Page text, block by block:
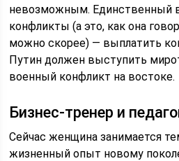
невозможным. Единственный
конфликты (а это, как она
можно скорее) ― выплатить
Путин должен выступить
военный конфликт на востоке.
Бизнес-тренер и
Сейчас женщина занимается
жизненный опыт новому